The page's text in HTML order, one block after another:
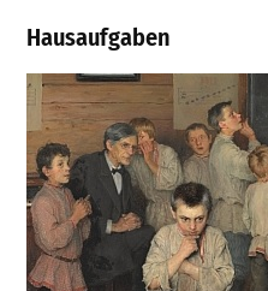
Hausaufgaben